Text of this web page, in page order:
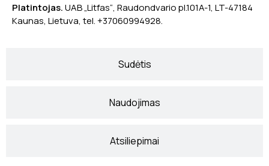
Sudėtis
Naudojimas
Atsiliepimai
Platintojas.UAB „Litfas“, Raudondvario pl.101A-1, LT-47184
Kaunas, Lietuva, tel. +37060994928.